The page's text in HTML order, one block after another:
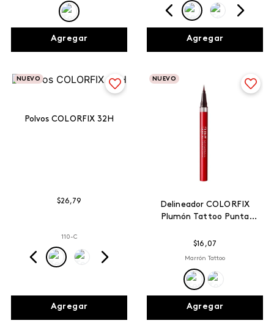
Agregar Agregar
Polvos COLORFIX 32H
NUEVO
$26,79
110-C
Agregar
Delineador COLORFIX
Plumón Tattoo Punta
NUEVO
$16 ,07
Marrón Tattoo
Agregar